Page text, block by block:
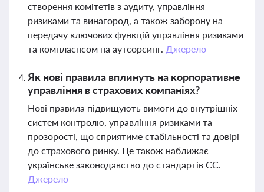
створення комітетів з аудиту, управління
ризиками та винагород, а також заборону на
передачу ключових функцій управління ризиками
та комплаєнсом на аутсорсинг. Джерело
Як нові правила вплинуть на корпоративне
управління в страхових компаніях?
Нові правила підвищують вимоги до внутрішніх
систем контролю, управління ризиками та
прозорості, що сприятиме стабільності та довірі
до страхового ринку. Це також наближає
українське законодавство до стандартів ЄС.
Джерело